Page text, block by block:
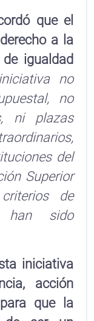
que el
a la
igualdad
no
no
ni plazas
del
Superior
de
han sido
iniciativa
acción
que la